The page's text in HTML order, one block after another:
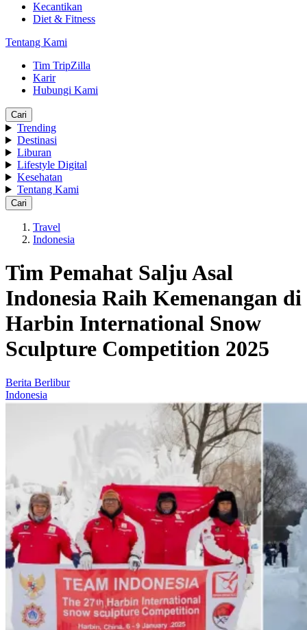
Kecantikan
Diet & Fitness
Tentang Kami
Tim TripZilla
Karir
Hubungi Kami
Cari
Trending
Destinasi
Liburan
Lifestyle Digital
Kesehatan
Tentang Kami
Cari
Travel
Indonesia
Tim Pemahat Salju Asal
Indonesia Raih Kemenangan di
Harbin International Snow
Sculpture Competition 2025
Berita Berlibur
Indonesia